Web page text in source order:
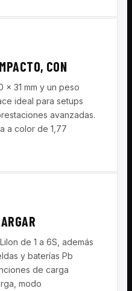
CON
x 31 mm y un peso
ideal para setups
avanzadas.
a color de 1,77
de 1 a 6S, además
y baterías Pb
de carga
modo